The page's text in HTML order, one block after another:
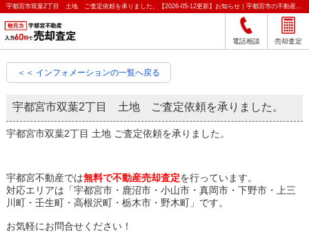
宇都宮市双葉2丁目 土地 ご査定依頼を承りました。【2026-05-12更新】お知らせ｜宇都宮市の不動産をクイック売却査定｜宇都宮不動産
電話相談 売却査定
＜＜ インフォメーションの一覧へ戻る
宇都宮市双葉2丁目 土地 ご査定依頼を承りました。
宇都宮市双葉2丁目 土地 ご査定依頼を承りました。
宇都宮不動産では無料で不動産売却査定を行っています。
対応エリアは「宇都宮市・鹿沼市・小山市・真岡市・下野市・上三
川町・壬生町・高根沢町・栃木市・野木町」です。
お気軽にお問合せください！